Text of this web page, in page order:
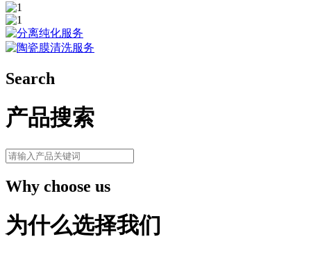
Search
产品搜索
Why choose us
为什么选择我们